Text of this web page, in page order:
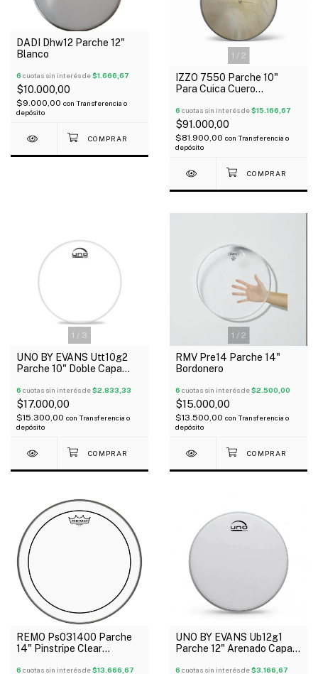
DADI Dhw12 Parche 12"
Blanco
6 cuotas sin interés de$1.666,67
$10.000,00
$9.000,00 con Transferencia o
depósito
1 / 2
IZZO 7550 Parche 10"
Para Cuica Cuero
6 cuotas sin interés de$15.166,67
$91.000,00
$81.900,00 con Transferencia o
depósito
1 / 3
UNO BY EVANS Utt10g2
Parche 10" Doble Capa
6 cuotas sin interés de$2.833,33
$17.000,00
$15.300,00 con Transferencia o
depósito
1 / 2
RMV Pre14 Parche 14"
Bordonero
6 cuotas sin interés de$2.500,00
$15.000,00
$13.500,00 con Transferencia o
depósito
REMO Ps031400 Parche
14" Pinstripe Clear
6 cuotas sin interés de$13.666,67
UNO BY EVANS Ub12g1
Parche 12" Arenado Capa
6 cuotas sin interés de$3.166,67